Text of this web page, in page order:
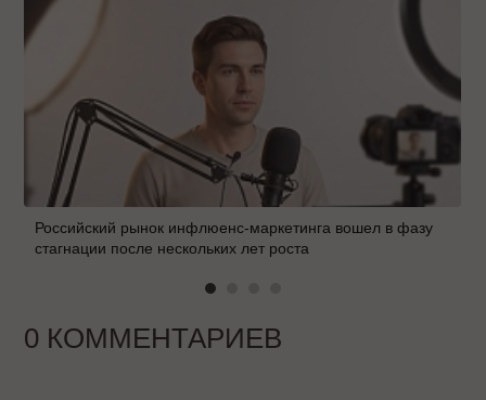
Российский рынок инфлюенс-маркетинга вошел в фазу
стагнации после нескольких лет роста
0 КОММЕНТАРИЕВ